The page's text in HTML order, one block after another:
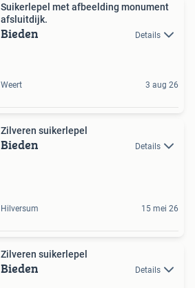
Suikerlepel met afbeelding monument
afsluitdijk.
Bieden Details
Weert 3 aug 26
Zilveren suikerlepel
Bieden Details
Hilversum 15 mei 26
Zilveren suikerlepel
Bieden Details